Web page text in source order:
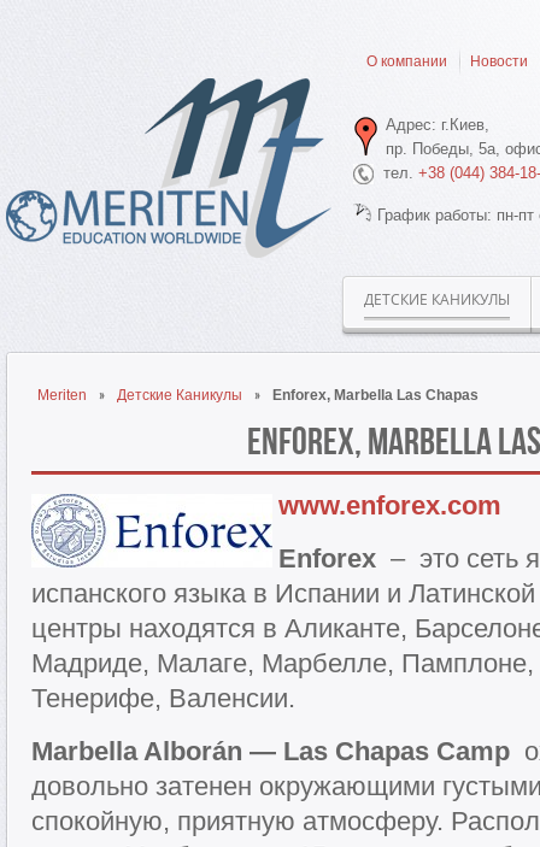
О компании Новости
Адрес: г.Киев,
пр. Победы, 5а,
тел. +38 (044) 384-
График работы: пн-
ДЕТСКИЕ КАНИКУЛЫ
Meriten Детские Каникулы Enforex, Marbella Las Chapas
Enforex, Marbella
www.enforex.com
Enforex – это сеть
испанского языка в Испании и
центры находятся в Аликанте,
Мадриде, Малаге, Марбелле,
Тенерифе, Валенсии.
Marbella Alborán — Las Chapas Camp
довольно затенен окружающими
спокойную, приятную атмосферу.